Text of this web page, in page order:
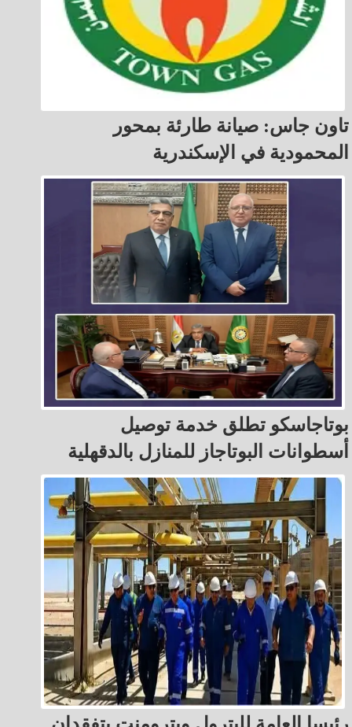
تاون جاس: صيانة طارئة بمحور
المحمودية في الإسكندرية
بوتاجاسكو تطلق خدمة توصيل
أسطوانات البوتاجاز للمنازل بالدقهلية